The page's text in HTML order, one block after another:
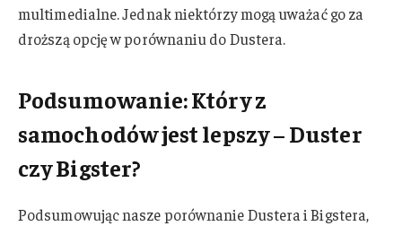
multimedialne. Jednak niektórzy mogą uważać go za
droższą opcję w porównaniu do Dustera.
Podsumowanie: Który z
samochodów jest lepszy – Duster
czy Bigster?
Podsumowując nasze porównanie Dustera i Bigstera,